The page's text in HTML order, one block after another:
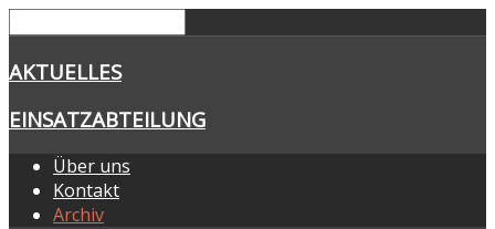
AKTUELLES
EINSATZABTEILUNG
Über uns
Kontakt
Archiv